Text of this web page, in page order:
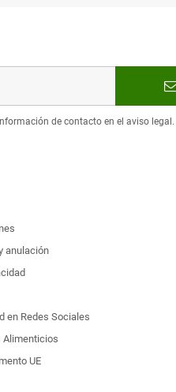
de contacto en el aviso legal.
anulación
en Redes Sociales
Alimenticios
UE